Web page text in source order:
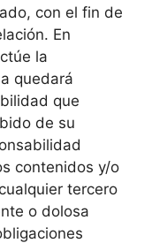
con el fin de
En
la
quedará
que
de su
contenidos y/o
tercero
o dolosa